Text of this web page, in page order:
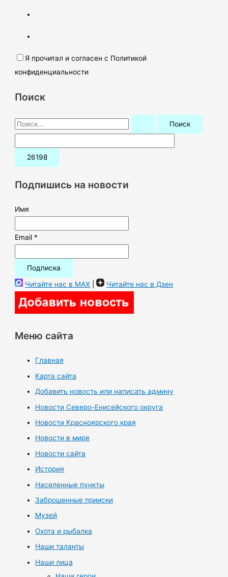
Я прочитал и согласен с Политикой
конфиденциальности
Поиск
П
о
и
:Подпишись на новости
Имя
Email *
Читайте нас в MAX | Читайте нас в Дзен
Меню сайта
Главная
Карта сайта
Добавить новость или написать админу
Новости Северо-Енисейского округа
Новости Красноярского края
Новости в мире
Новости сайта
История
Населенные пункты
Заброшенные прииски
Музей
Охота и рыбалка
Наши таланты
Наши лица